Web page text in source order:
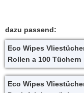
dazu passend:
Eco Wipes
Rollen a 100
Eco Wipes